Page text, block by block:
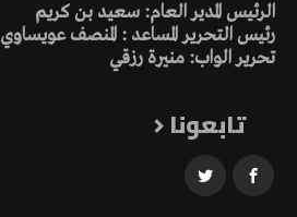
الرئيس المدير العام: سعيد بن كريم
رئيس التحرير المساعد : المنصف عويساوي
تحرير الواب: منيرة رزقي
تابعونا